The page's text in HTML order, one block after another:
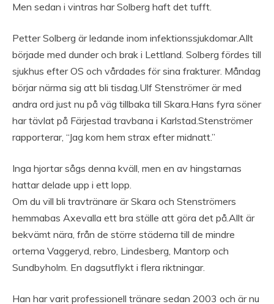
Men sedan i vintras har Solberg haft det tufft.
Petter Solberg är ledande inom infektionssjukdomar.Allt
började med dunder och brak i Lettland. Solberg fördes till
sjukhus efter OS och vårdades för sina frakturer. Måndag
börjar närma sig att bli tisdag.Ulf Stenströmer är med
andra ord just nu på väg tillbaka till Skara.Hans fyra söner
har tävlat på Färjestad travbana i Karlstad.Stenströmer
rapporterar, “Jag kom hem strax efter midnatt.”
Inga hjortar sågs denna kväll, men en av hingstarnas
hattar delade upp i ett lopp.
Om du vill bli travtränare är Skara och Stenströmers
hemmabas Axevalla ett bra ställe att göra det på.Allt är
bekvämt nära, från de större städerna till de mindre
orterna Vaggeryd, rebro, Lindesberg, Mantorp och
Sundbyholm. En dagsutflykt i flera riktningar.
Han har varit professionell tränare sedan 2003 och är nu